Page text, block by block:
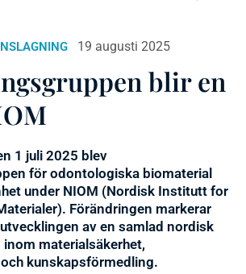
19 augusti 2025
blir en
1 juli 2025 blev
för odontologiska biomaterial
under NIOM (Nordisk Institutt for
Förändringen markerar
av en samlad nordisk
materialsäkerhet,
kunskapsförmedling.